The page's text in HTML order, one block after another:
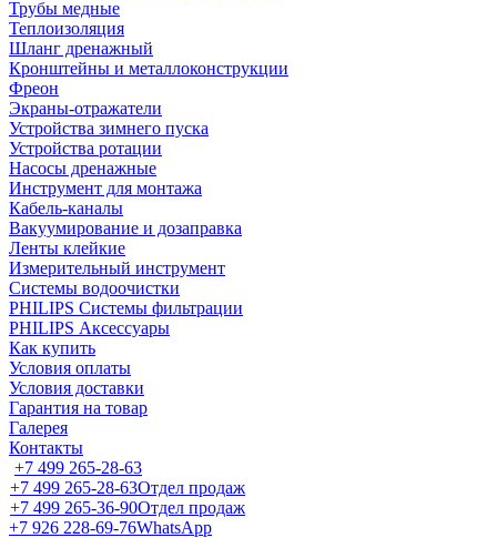
Трубы медные
Теплоизоляция
Шланг дренажный
Кронштейны и металлоконструкции
Фреон
Экраны-отражатели
Устройства зимнего пуска
Устройства ротации
Насосы дренажные
Инструмент для монтажа
Кабель-каналы
Вакуумирование и дозаправка
Ленты клейкие
Измерительный инструмент
Системы водоочистки
PHILIPS Системы фильтрации
PHILIPS Аксессуары
Как купить
Условия оплаты
Условия доставки
Гарантия на товар
Галерея
Контакты
+7 499 265-28-63
+7 499 265-28-63Отдел продаж
+7 499 265-36-90Отдел продаж
+7 926 228-69-76WhatsApp